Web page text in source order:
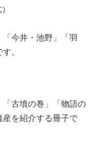
今井・池野」「羽
。
古墳の巻」「物語の
を紹介する冊子で